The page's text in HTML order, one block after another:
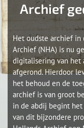
Archief
Het oudste archief
Archief (NHA) is nu
digitalisering van het
afgerond. Hierdoor
het behoud en de
archief is van groot
in de abdij begint het
van dit bijzondere